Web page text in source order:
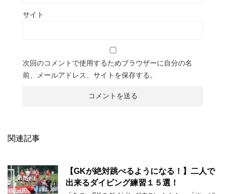
サイト
次回のコメントで使用するためブラウザーに自分の名
前、メールアドレス、サイトを保存する。
関連記事
【GKが絶対跳べるようになる！】二人で
出来るダイビング練習１５選！